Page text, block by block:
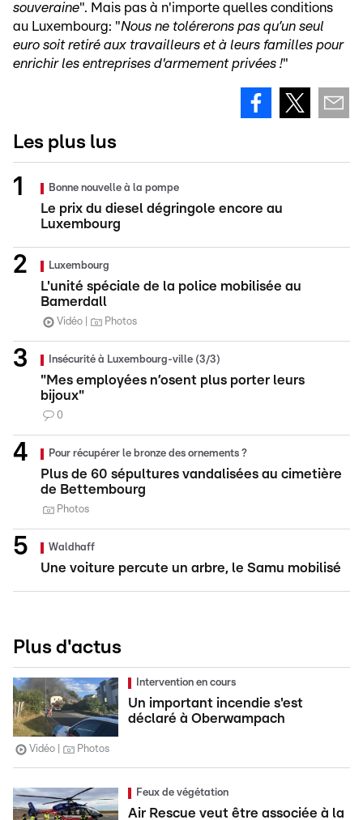
souveraine". Mais pas à n'importe quelles conditions
au Luxembourg: "Nous ne tolérerons pas qu’un seul
euro soit retiré aux travailleurs et à leurs familles pour
enrichir les entreprises d'armement privées !"
Les plus lus
Bonne nouvelle à la pompe
Le prix du diesel dégringole encore au
Luxembourg
Luxembourg
L'unité spéciale de la police mobilisée au
Bamerdall
Vidéo Photos
Insécurité à Luxembourg-ville (3/3)
"Mes employées n’osent plus porter leurs
bijoux"
0
Pour récupérer le bronze des ornements ?
Plus de 60 sépultures vandalisées au cimetière
de Bettembourg
Photos
Waldhaff
Une voiture percute un arbre, le Samu mobilisé
Plus d'actus
Intervention en cours
Un important incendie s'est
déclaré à Oberwampach
Vidéo Photos
Feux de végétation
Air Rescue veut être associée à la